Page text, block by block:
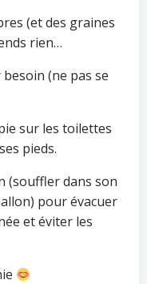
(et des graines
rien…
(ne pas se
sur les toilettes
pieds.
(souffler dans son
pour évacuer
et éviter les